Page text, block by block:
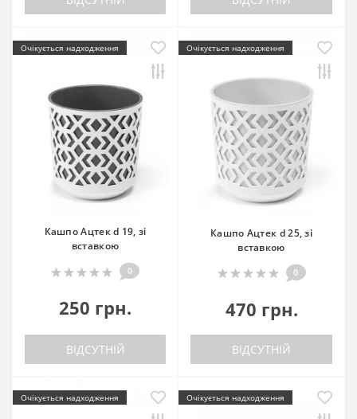
Очікується надходження
Кашпо Ацтек d 19, зі
вставкою
0
250 грн.
ВІДСУТНІЙ
Очікується надходження
Кашпо Ацтек d 25, зі
вставкою
0
470 грн.
ВІДСУТНІЙ
Очікується надходження Очікується надходження